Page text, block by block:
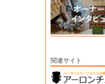
関連サイト